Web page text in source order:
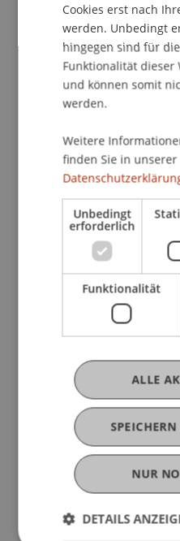
Michael Günther,
15:20 – 15:50
Kaffeepause
15:50 – 16:30
Podiumsdiskussion: KI
• Michael Günther,
• Dr. Hendrik Leber,
• Dr. Simon
Moderatorin: Aurelia
16:30 – 16:55
Vortrag: KI ist mehr als
Training wie ein
Dr. Hendrik Leber, ACATIS
16:55 – 17:20
Dr. Matthias Feiler, LGT
17:20 – 17:30
Schlussworte zur
Aurelia Rauch, Bergos
17:30 – 19:00
Networking-Apéro
Die Konferenz "Geld
Cookies erst nach
werden. Unbedingt
hingegen sind für
Funktionalität
und können somit
werden.
Weitere
finden Sie in unserer
Unbedingt
erforderlich
Funktionalität
SPEICHERN
ALLE
NUR
DETAILS